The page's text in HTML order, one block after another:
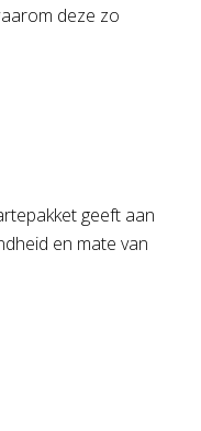
deze zo
geeft aan
en mate van